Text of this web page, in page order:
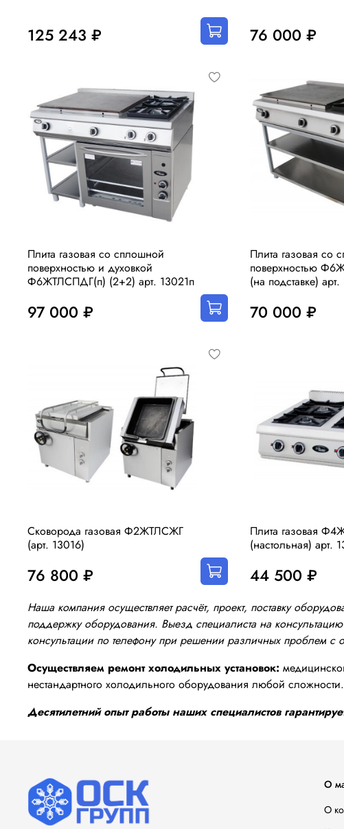
125 243 ₽ 76 000 ₽
Плита газовая со сплошной
поверхностью и духовкой
Ф6ЖТЛСПДГ(п) (2+2) арт. 13021п
97 000 ₽
Плита газовая со
поверхностью
(на подставке)
70 000 ₽
Сковорода газовая Ф2ЖТЛСЖГ
(арт. 13016)
76 800 ₽
Плита газовая
(настольная) арт.
44 500 ₽
Наша компания осуществляет расчёт, проект, поставку
поддержку оборудования. Выезд специалиста на
консультации по телефону при решении различных проблем с
Осуществляем ремонт холодильных установок:
нестандартного холодильного оборудования любой сложности.
Десятилетний опыт работы наших специалистов
О
О